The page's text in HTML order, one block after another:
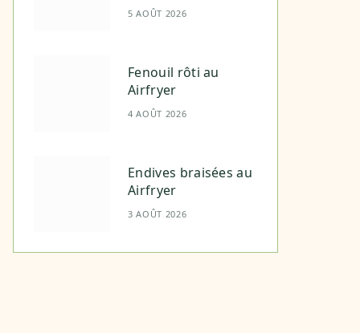
5 AOÛT 2026
Fenouil rôti au
Airfryer
4 AOÛT 2026
Endives braisées au
Airfryer
3 AOÛT 2026